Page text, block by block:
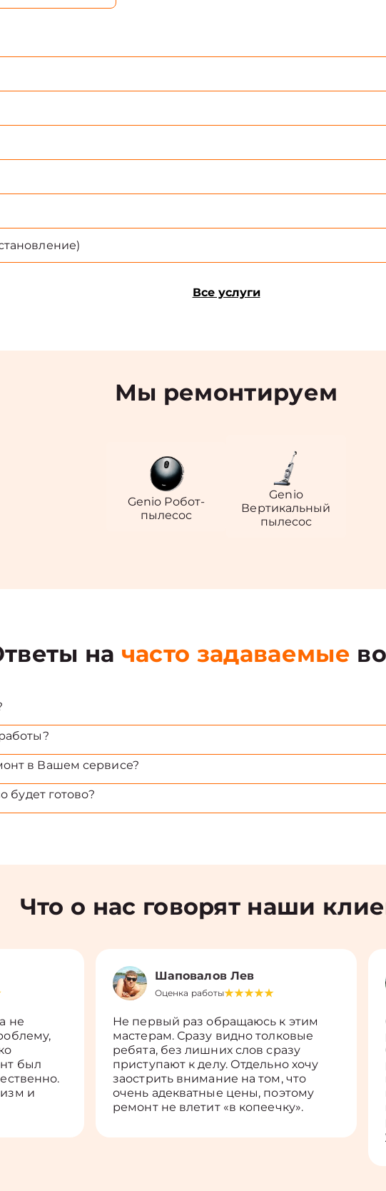
Все услуги
Мы ремонтируем
Genio Робот-
пылесос
Genio
Вертикальный
пылесос
на часто задаваемые
в Вашем сервисе?
будет готово?
Что о нас говорят наши
не
был
и
Шаповалов Лев
Оценка работы
Не первый раз обращаюсь к этим
мастерам. Сразу видно толковые
ребята, без лишних слов сразу
приступают к делу. Отдельно хочу
заострить внимание на том, что
очень адекватные цены, поэтому
ремонт не влетит «в копеечку».